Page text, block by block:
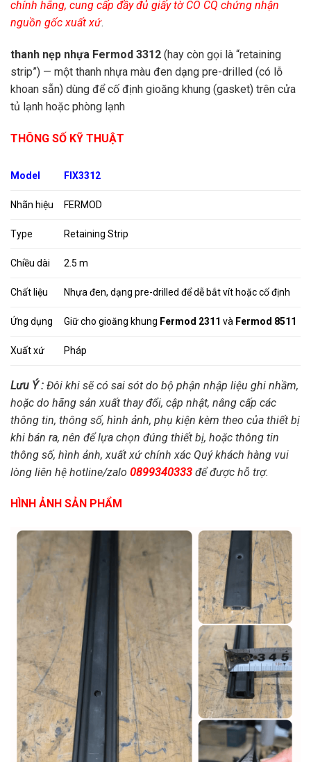
chính hãng, cung cấp đầy đủ giấy tờ CO CQ chứng nhận
nguồn gốc xuất xứ.
thanh nẹp nhựa Fermod 3312 (hay còn gọi là “retaining
strip”) — một thanh nhựa màu đen dạng pre-drilled (có lỗ
khoan sẵn) dùng để cố định gioăng khung (gasket) trên cửa
tủ lạnh hoặc phòng lạnh
THÔNG SỐ KỸ THUẬT
Model FIX3312
Nhãn hiệu FERMOD
Type Retaining Strip
Chiều dài 2.5 m
Chất liệu Nhựa đen, dạng pre-drilled để dễ bắt vít hoặc cố định
Ứng dụng Giữ cho gioăng khung Fermod 2311 và Fermod 8511
Xuất xứ Pháp
Lưu Ý : Đôi khi sẽ có sai sót do bộ phận nhập liệu ghi nhầm,
hoặc do hãng sản xuất thay đổi, cập nhật, nâng cấp các
thông tin, thông số, hình ảnh, phụ kiện kèm theo của thiết bị
khi bán ra, nên để lựa chọn đúng thiết bị, hoặc thông tin
thông số, hình ảnh, xuất xứ chính xác Quý khách hàng vui
lòng liên hệ hotline/zalo 0899340333 để được hỗ trợ.
HÌNH ẢNH SẢN PHẨM